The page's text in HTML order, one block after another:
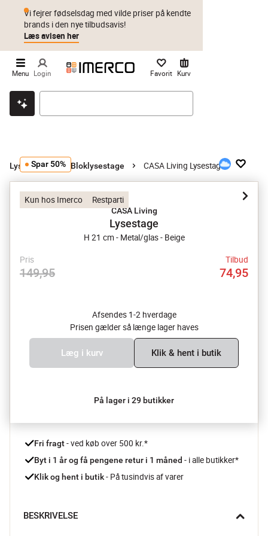
Klik & hent Byt i 1 år Prismatch
Vi fejrer fødselsdag med vilde priser på kendte
brands i den nye tilbudsavis!
Læs avisen her
Menu Login Favorit Kurv
Lysestager Bloklysestage CASA Living Lysestage
Kun hos Imerco Restparti
Spar 50%
CASA Living
Lysestage
H 21 cm - Metal/glas - Beige
Pris
149,95
Tilbud
74,95
Afsendes 1-2 hverdage
Prisen gælder så længe lager haves
Læg i kurv Klik & hent i butik
På lager i 29 butikker
Fri fragt - ved køb over 500 kr.*
Byt i 1 år og få pengene retur i 1 måned - i alle butikker*
Klik og hent i butik - På tusindvis af varer
BESKRIVELSE